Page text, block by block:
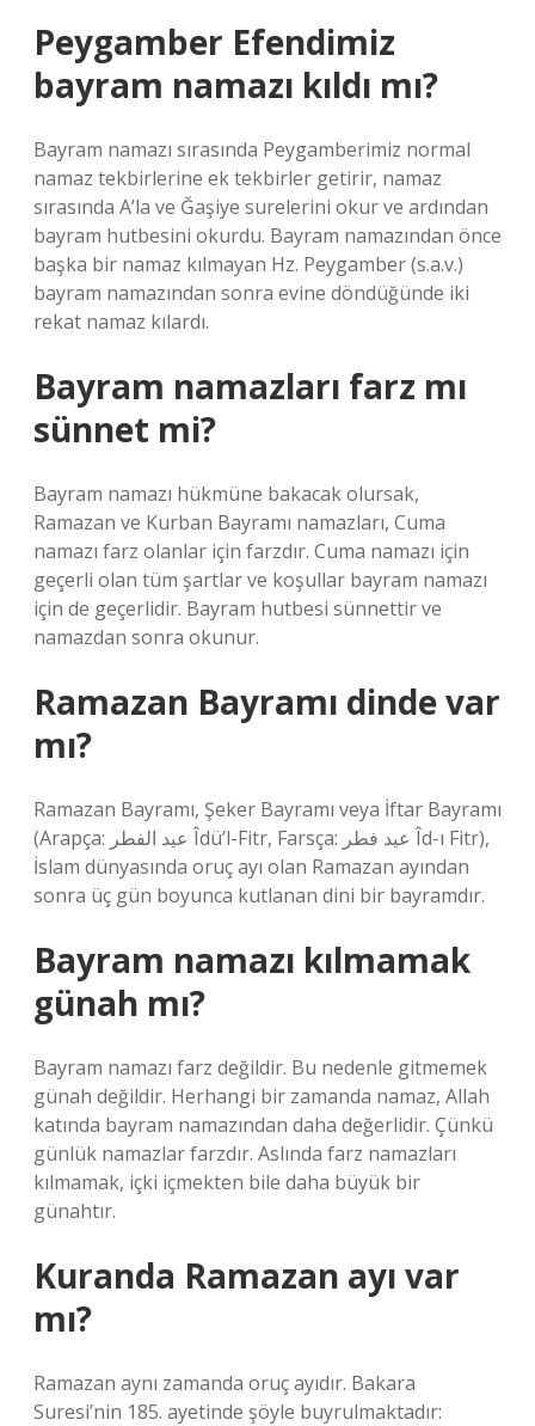
Peygamber Efendimiz
bayram namazı kıldı mı?
Bayram namazı sırasında Peygamberimiz normal
namaz tekbirlerine ek tekbirler getirir, namaz
sırasında A’la ve Ğaşiye surelerini okur ve ardından
bayram hutbesini okurdu. Bayram namazından önce
başka bir namaz kılmayan Hz. Peygamber (s.a.v.)
bayram namazından sonra evine döndüğünde iki
rekat namaz kılardı.
Bayram namazları farz mı
sünnet mi?
Bayram namazı hükmüne bakacak olursak,
Ramazan ve Kurban Bayramı namazları, Cuma
namazı farz olanlar için farzdır. Cuma namazı için
geçerli olan tüm şartlar ve koşullar bayram namazı
için de geçerlidir. Bayram hutbesi sünnettir ve
namazdan sonra okunur.
Ramazan Bayramı dinde var
mı?
Ramazan Bayramı, Şeker Bayramı veya İftar Bayramı
(Arapça: عيد الفطر Îdü’l-Fitr, Farsça: عید فطر Îd-ı Fitr),
İslam dünyasında oruç ayı olan Ramazan ayından
sonra üç gün boyunca kutlanan dini bir bayramdır.
Bayram namazı kılmamak
günah mı?
Bayram namazı farz değildir. Bu nedenle gitmemek
günah değildir. Herhangi bir zamanda namaz, Allah
katında bayram namazından daha değerlidir. Çünkü
günlük namazlar farzdır. Aslında farz namazları
kılmamak, içki içmekten bile daha büyük bir
günahtır.
Kuranda Ramazan ayı var
mı?
Ramazan aynı zamanda oruç ayıdır. Bakara
Suresi’nin 185. ayetinde şöyle buyrulmaktadır: